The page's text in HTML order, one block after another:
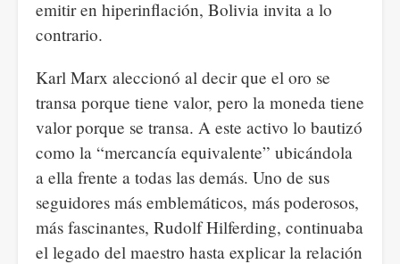
emitir en hiperinflación, Bolivia invita a lo
contrario.
Karl Marx aleccionó al decir que el oro se
transa porque tiene valor, pero la moneda tiene
valor porque se transa. A este activo lo bautizó
como la “mercancía equivalente” ubicándola
a ella frente a todas las demás. Uno de sus
seguidores más emblemáticos, más poderosos,
más fascinantes, Rudolf Hilferding, continuaba
el legado del maestro hasta explicar la relación